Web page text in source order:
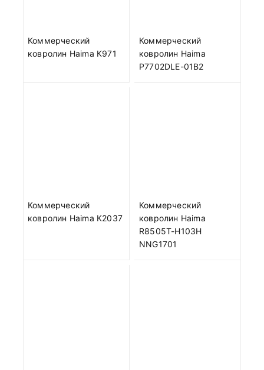
Коммерческий
ковролин Haima К971
Коммерческий
ковролин Haima
P7702DLE-01B2
Коммерческий
ковролин Haima К2037
Коммерческий
ковролин Haima
R8505T-H103H
NNG1701